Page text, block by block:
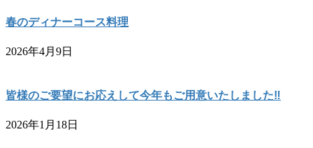
春のディナーコース料理
2026年4月9日
皆様のご要望にお応えして今年もご用意いたしました‼︎
2026年1月18日